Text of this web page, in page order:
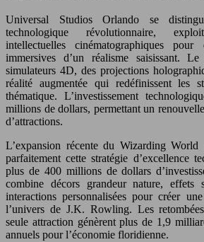
Universal Studios Orlando se
technologique révolutionnaire,
intellectuelles cinématographiques pour
immersives d’un réalisme saisissant.
simulateurs 4D, des projections
réalité augmentée qui redéfinissent les
thématique. L’investissement
millions de dollars, permettant un
d’attractions.
L’expansion récente du Wizarding
parfaitement cette stratégie d’excellence
plus de 400 millions de dollars
combine décors grandeur nature, effets
interactions personnalisées pour créer
l’univers de J.K. Rowling. Les
seule attraction génèrent plus de 1,9
annuels pour l’économie floridienne.